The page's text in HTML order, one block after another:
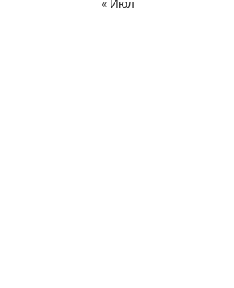
« Июл